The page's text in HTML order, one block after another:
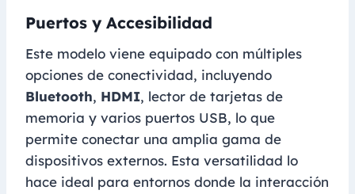
Puertos y Accesibilidad
Este modelo viene equipado con múltiples
opciones de conectividad, incluyendo
Bluetooth, HDMI, lector de tarjetas de
memoria y varios puertos USB, lo que
permite conectar una amplia gama de
dispositivos externos. Esta versatilidad lo
hace ideal para entornos donde la interacción